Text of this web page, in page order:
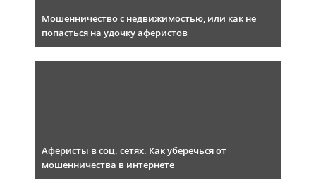
Мошенничество с недвижимостью, или как не
попасться на удочку аферистов
Аферисты в соц. сетях. Как уберечься от
мошенничества в интернете